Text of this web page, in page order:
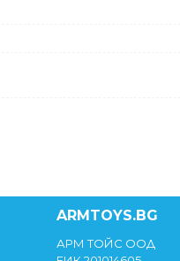
ARMTOYS.BG
АРМ ТОЙС ООД